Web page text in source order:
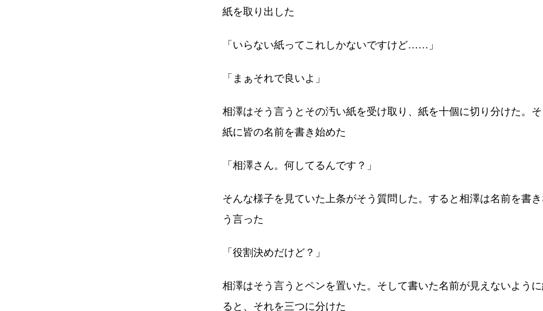
紙を取り出した
「いらない紙ってこれしかないですけど……」
「まぁそれで良いよ」
相澤はそう言うとその汚い紙を受け取り、紙を十個に切り分けた。
紙に皆の名前を書き始めた
「相澤さん。何してるんです？」
そんな様子を見ていた上条がそう質問した。すると相澤は名前を書
う言った
「役割決めだけど？」
相澤はそう言うとペンを置いた。そして書いた名前が見えないよう
ると、それを三つに分けた